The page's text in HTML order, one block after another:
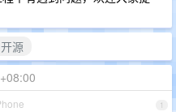
开源
1